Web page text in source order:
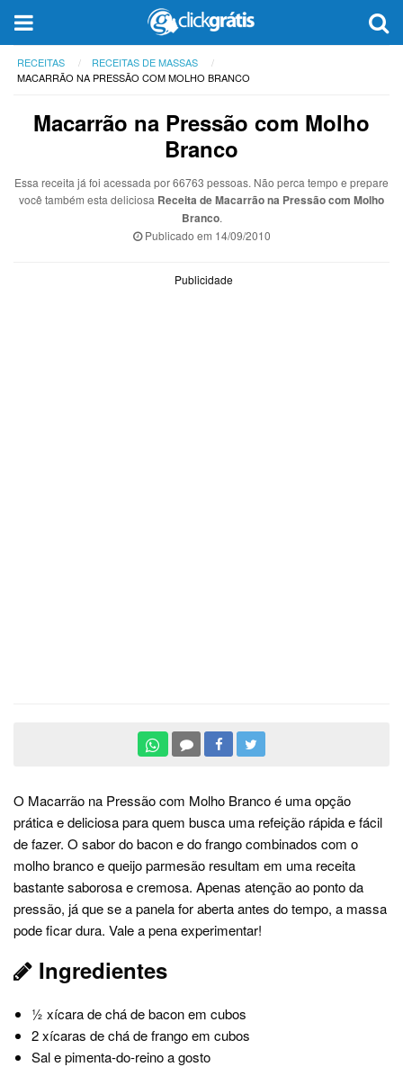
RECEITAS
RECEITAS DE MASSAS
MACARRÃO NA PRESSÃO COM MOLHO BRANCO
Macarrão na Pressão com Molho
Branco
Essa receita já foi acessada por 66763 pessoas. Não perca tempo e prepare
você também esta deliciosa Receita de Macarrão na Pressão com Molho
Branco.
Publicado em 14/09/2010
Publicidade
O Macarrão na Pressão com Molho Branco é uma opção
prática e deliciosa para quem busca uma refeição rápida e fácil
de fazer. O sabor do bacon e do frango combinados com o
molho branco e queijo parmesão resultam em uma receita
bastante saborosa e cremosa. Apenas atenção ao ponto da
pressão, já que se a panela for aberta antes do tempo, a massa
pode ficar dura. Vale a pena experimentar!
Ingredientes
½ xícara de chá de bacon em cubos
2 xícaras de chá de frango em cubos
Sal e pimenta-do-reino a gosto